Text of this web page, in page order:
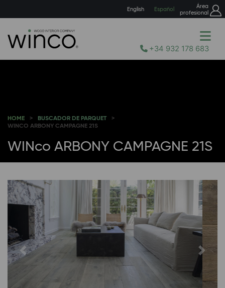
English Español
Área
profesional
+34 932 178 683
HOME
BUSCADOR DE PARQUET
WINCO ARBONY CAMPAGNE 21S
WINco ARBONY CAMPAGNE 21S
Previous Next